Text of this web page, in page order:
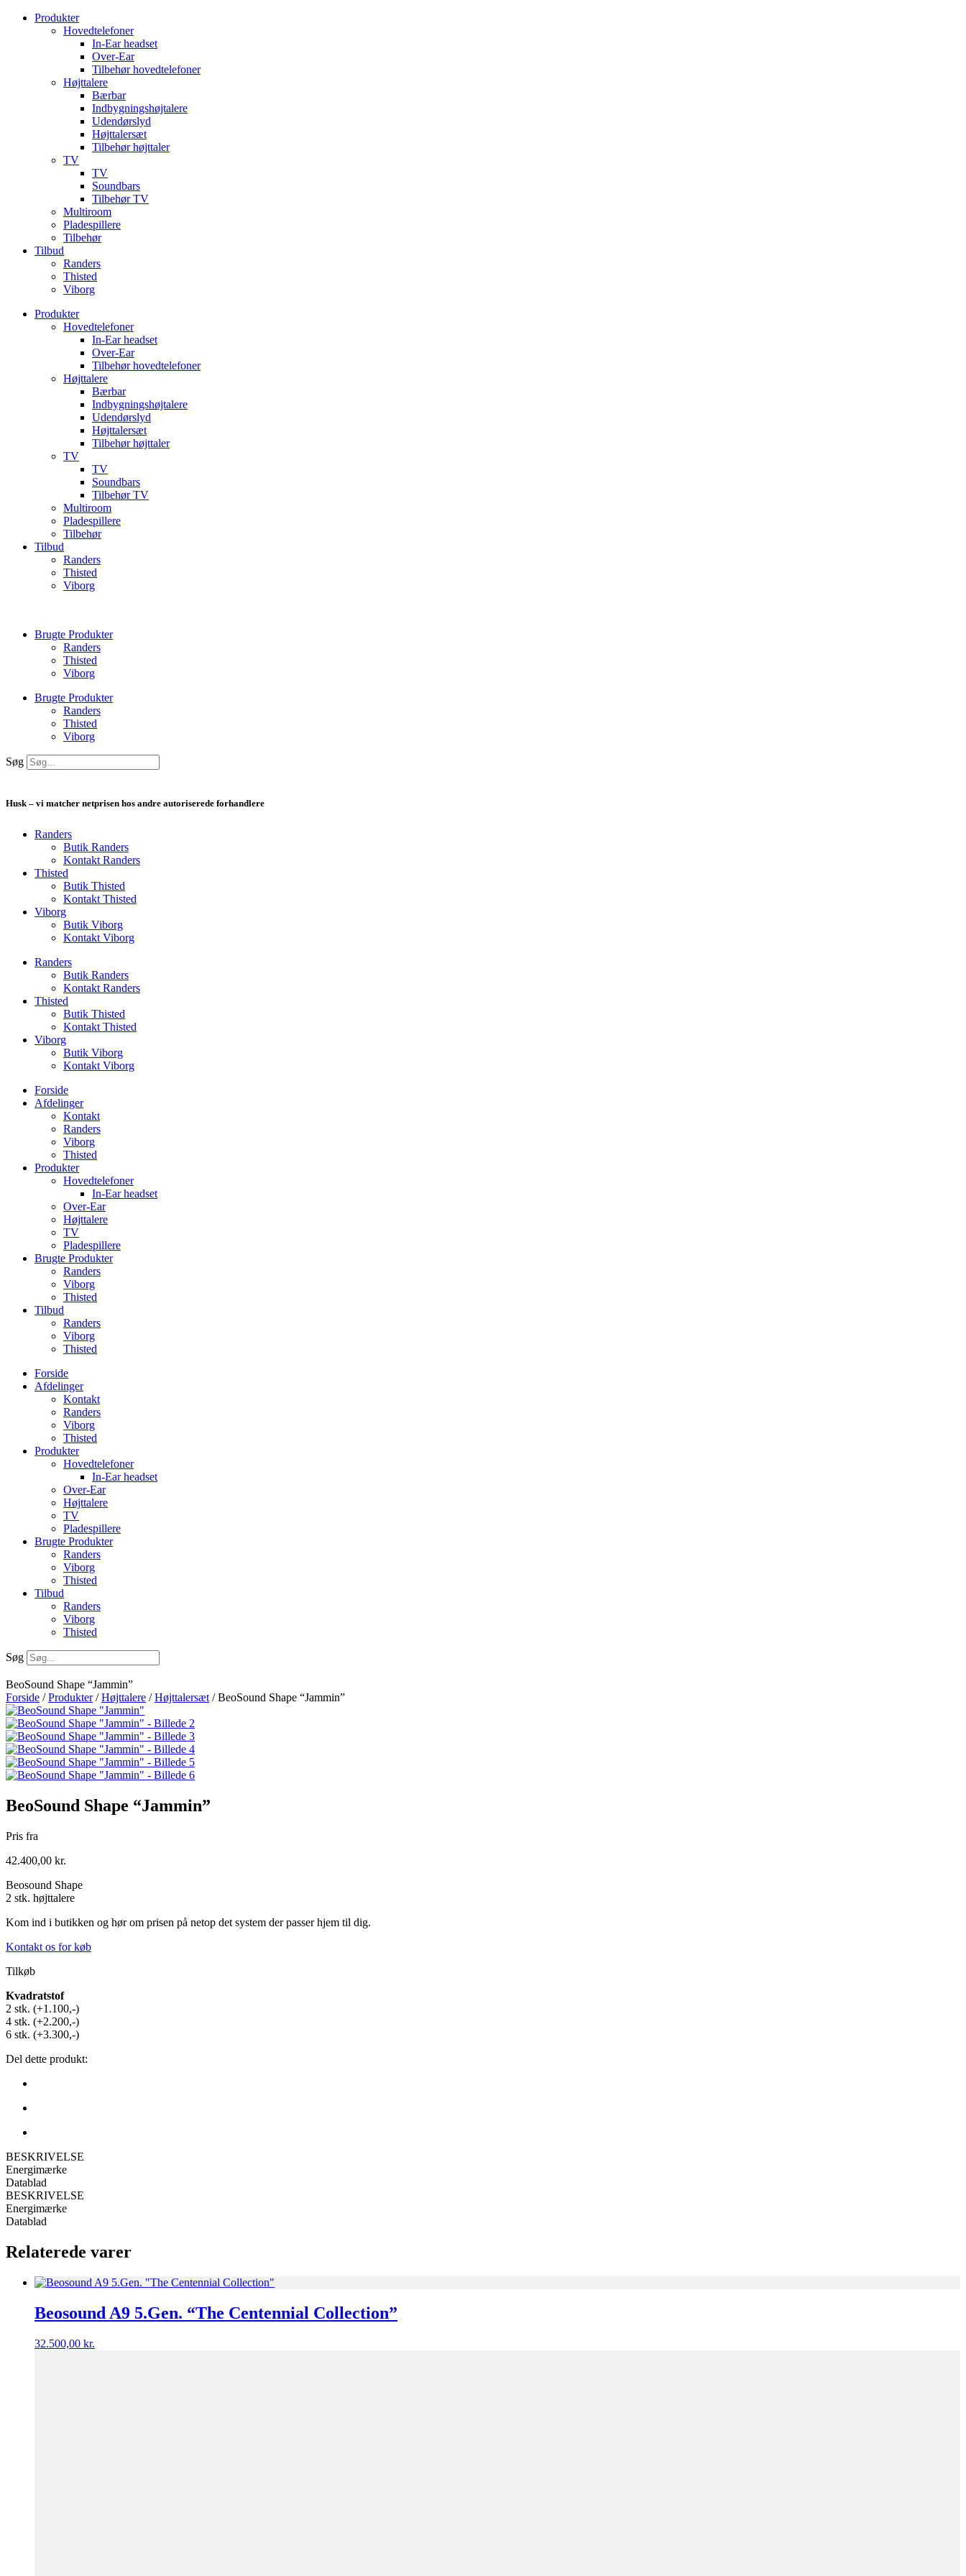
VidereProdukter
Hovedtelefoner
In-Ear headset
Over-Ear
Tilbehør hovedtelefoner
Højttalere
Bærbar
Indbygningshøjtalere
Udendørslyd
Højttalersæt
Tilbehør højttaler
TV
TV
Soundbars
Tilbehør TV
Multiroom
Pladespillere
Tilbehør
Tilbud
Randers
Thisted
Viborg
Produkter
Hovedtelefoner
In-Ear headset
Over-Ear
Tilbehør hovedtelefoner
Højttalere
Bærbar
Indbygningshøjtalere
Udendørslyd
Højttalersæt
Tilbehør højttaler
TV
TV
Soundbars
Tilbehør TV
Multiroom
Pladespillere
Tilbehør
Tilbud
Randers
Thisted
Viborg
Brugte Produkter
Randers
Thisted
Viborg
Brugte Produkter
Randers
Thisted
Viborg
Søg
Husk – vi matcher netprisen hos andre autoriserede forhandlere
Randers
Butik Randers
Kontakt Randers
Thisted
Butik Thisted
Kontakt Thisted
Viborg
Butik Viborg
Kontakt Viborg
Randers
Butik Randers
Kontakt Randers
Thisted
Butik Thisted
Kontakt Thisted
Viborg
Butik Viborg
Kontakt Viborg
Forside
Afdelinger
Kontakt
Randers
Viborg
Thisted
Produkter
Hovedtelefoner
In-Ear headset
Over-Ear
Højttalere
TV
Pladespillere
Brugte Produkter
Randers
Viborg
Thisted
Tilbud
Randers
Viborg
Thisted
Forside
Afdelinger
Kontakt
Randers
Viborg
Thisted
Produkter
Hovedtelefoner
In-Ear headset
Over-Ear
Højttalere
TV
Pladespillere
Brugte Produkter
Randers
Viborg
Thisted
Tilbud
Randers
Viborg
Thisted
Søg
BeoSound Shape “Jammin”
Forside /Produkter/Højttalere /Højttalersæt / BeoSound Shape “Jammin”
BeoSound Shape “Jammin”
Pris fra
42.400,00 kr.
Beosound Shape
2 stk. højttalere
Kom ind i butikken og hør om prisen på netop det system der passer hjem til dig.
Kontakt os for køb
Tilkøb
Kvadratstof
2 stk. (+1.100,-)
4 stk. (+2.200,-)
6 stk. (+3.300,-)
Del dette produkt:
BESKRIVELSE
Energimærke
Datablad
BESKRIVELSE
Energimærke
Datablad
Relaterede varer
Beosound A9 5.Gen. “The Centennial Collection”
32.500,00 kr.